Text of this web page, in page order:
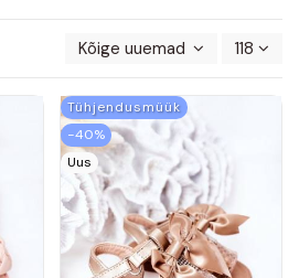
Kõige uuemad enne 118
Tühjendusmüük
−40%
Uus